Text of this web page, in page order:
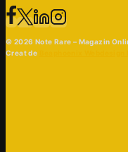
© 2026 Note Rare – Magazin
Creat de